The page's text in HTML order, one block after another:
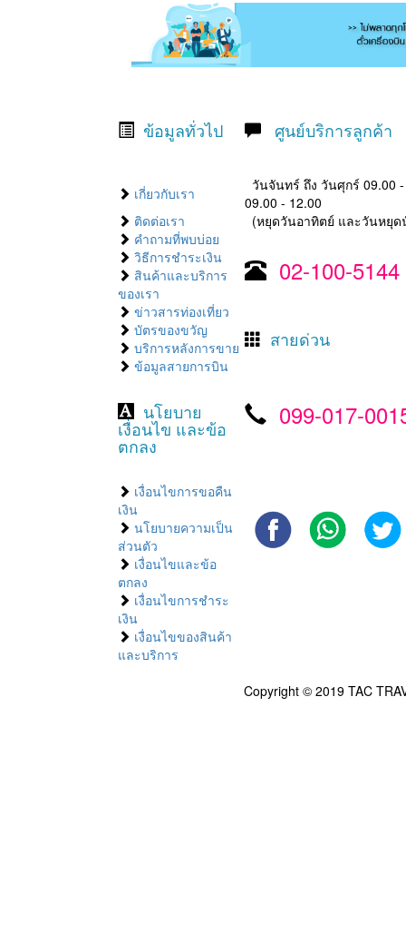
ข้อมูลทั่วไป ศูนย์บริการลูกค้า
เกี่ยวกับเรา
วันจันทร์ ถึง วันศุกร์ 09.00
09.00 - 12.00
ติดต่อเรา
(หยุดวันอาทิตย์ และวันหยุ
คำถามที่พบบ่อย
02-100-5144
วิธีการชำระเงิน
สินค้าและบริการ
ของเรา
ข่าวสารท่องเที่ยว
บัตรของขวัญ
สายด่วน
บริการหลังการขาย
ข้อมูลสายการบิน
099-017-
นโยบาย
เงื่อนไข และข้อ
ตกลง
เงื่อนไขการขอคืน
เงิน
นโยบายความเป็น
ส่วนตัว
เงื่อนไขและข้อ
ตกลง
เงื่อนไขการชำระ
เงิน
เงื่อนไขของสินค้า
และบริการ
Copyright © 2019 TAC